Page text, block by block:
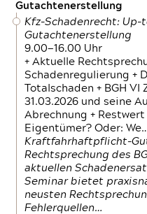
Gutachtenerstellung
Kfz-Schadenrecht:
Gutachtenerstellung
9.00—16.00 Uhr
+ Aktuelle
Schadenregulierung +
Totalschaden + BGH
31.03.2026 und seine
Abrechnung +
Eigentümer? Oder:
Kraftfahrhaftpflicht-
Rechtsprechung des
aktuellen
Seminar bietet
neusten
Fehlerquellen…